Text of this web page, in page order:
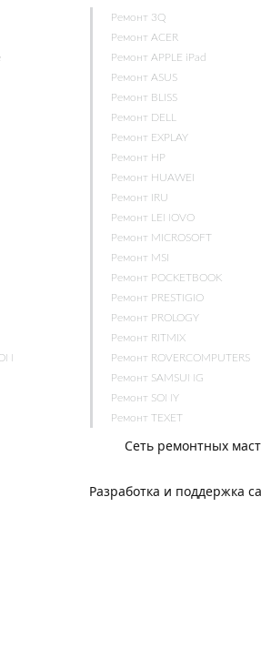
Ремонт 3Q
Ремонт ACER
Ремонт APPLE iPad
Ремонт ASUS
Ремонт BLISS
Ремонт DELL
Ремонт EXPLAY
Ремонт HP
Ремонт HUAWEI
Ремонт IRU
Ремонт LENOVO
Ремонт MICROSOFT
Ремонт MSI
Ремонт POCKETBOOK
Ремонт PRESTIGIO
Ремонт PROLOGY
Ремонт RITMIX
Ремонт ROVERCOMPUTERS
Ремонт SAMSUNG
Ремонт SONY
Ремонт TEXET
Сеть ремонтных
Разработка и поддержка